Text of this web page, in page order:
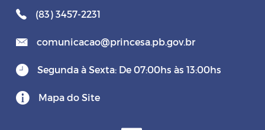
Lei de Criação do IPM e alterações
Leis de vencimentos de cargos eletivos
(83) 3457-2231
comunicacao@princesa.pb.gov.br
Segunda à Sexta: De 07:00hs às 13:00hs
Mapa do Site